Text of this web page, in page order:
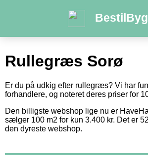
Rullegræs Sorø
Er du på udkig efter rullegræs? Vi har
forhandlere, og noteret deres priser for
Den billigste webshop lige nu er
sælger 100 m2 for kun 3.400 kr. Det er
den dyreste webshop.